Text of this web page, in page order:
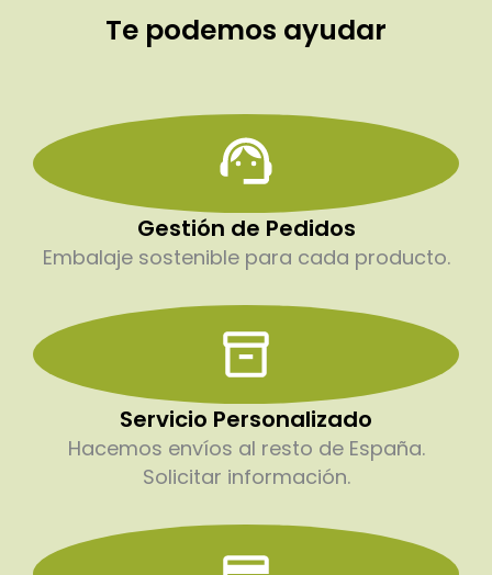
Te podemos ayudar
Gestión de Pedidos
Embalaje sostenible para cada producto.
Servicio Personalizado
Hacemos envíos al resto de España.
Solicitar información.